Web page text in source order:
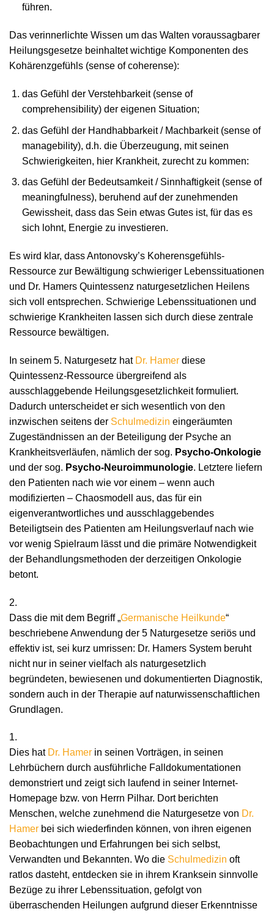
führen.
Das verinnerlichte Wissen um das Walten voraussagbarer
Heilungsgesetze beinhaltet wichtige Komponenten des
Kohärenzgefühls (sense of coherense):
das Gefühl der Verstehbarkeit (sense of
comprehensibility) der eigenen Situation;
das Gefühl der Handhabbarkeit / Machbarkeit (sense of
managebility), d.h. die Überzeugung, mit seinen
Schwierigkeiten, hier Krankheit, zurecht zu kommen:
das Gefühl der Bedeutsamkeit / Sinnhaftigkeit (sense of
meaningfulness), beruhend auf der zunehmenden
Gewissheit, dass das Sein etwas Gutes ist, für das es
sich lohnt, Energie zu investieren.
Es wird klar, dass Antonovsky’s Koherensgefühls-
Ressource zur Bewältigung schwieriger Lebenssituationen
und Dr. Hamers Quintessenz naturgesetzlichen Heilens
sich voll entsprechen. Schwierige Lebenssituationen und
schwierige Krankheiten lassen sich durch diese zentrale
Ressource bewältigen.
In seinem 5. Naturgesetz hat Dr. Hamer diese
Quintessenz-Ressource übergreifend als
ausschlaggebende Heilungsgesetzlichkeit formuliert.
Dadurch unterscheidet er sich wesentlich von den
inzwischen seitens der Schulmedizin eingeräumten
Zugeständnissen an der Beteiligung der Psyche an
Krankheitsverläufen, nämlich der sog. Psycho-Onkologie
und der sog. Psycho-Neuroimmunologie. Letztere liefern
den Patienten nach wie vor einem – wenn auch
modifizierten – Chaosmodell aus, das für ein
eigenverantwortliches und ausschlaggebendes
Beteiligtsein des Patienten am Heilungsverlauf nach wie
vor wenig Spielraum lässt und die primäre Notwendigkeit
der Behandlungsmethoden der derzeitigen Onkologie
betont.
2.
Dass die mit dem Begriff „Germanische Heilkunde“
beschriebene Anwendung der 5 Naturgesetze seriös und
effektiv ist, sei kurz umrissen: Dr. Hamers System beruht
nicht nur in seiner vielfach als naturgesetzlich
begründeten, bewiesenen und dokumentierten Diagnostik,
sondern auch in der Therapie auf naturwissenschaftlichen
Grundlagen.
1.
Dies hat Dr. Hamer in seinen Vorträgen, in seinen
Lehrbüchern durch ausführliche Falldokumentationen
demonstriert und zeigt sich laufend in seiner Internet-
Homepage bzw. von Herrn Pilhar. Dort berichten
Menschen, welche zunehmend die Naturgesetze von Dr.
Hamer bei sich wiederfinden können, von ihren eigenen
Beobachtungen und Erfahrungen bei sich selbst,
Verwandten und Bekannten. Wo die Schulmedizin oft
ratlos dasteht, entdecken sie in ihrem Kranksein sinnvolle
Bezüge zu ihrer Lebenssituation, gefolgt von
überraschenden Heilungen aufgrund dieser Erkenntnisse